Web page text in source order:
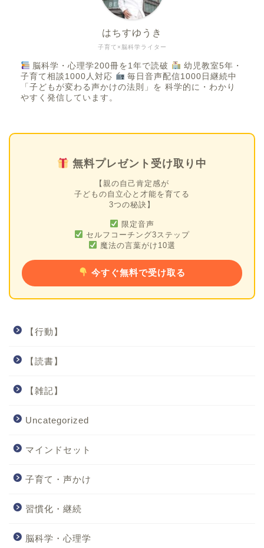
子育て×脳科学ライター
はちすゆうき
脳科学・心理学200冊を1年で読破
幼児教室5年・
子育て相談1000人対応
毎日音声配信1000日継続中
「子どもが変わる声かけの法則」を 科学的に・わかり
やすく発信しています。
無料プレゼント受け取り中
【親の自己肯定感が
子どもの自立心と才能を育てる
3つの秘訣】
限定音声
セルフコーチング3ステップ
魔法の言葉がけ10選
今すぐ無料で受け取る
【行動】
【読書】
【雑記】
Uncategorized
マインドセット
子育て・声かけ
習慣化・継続
脳科学・心理学